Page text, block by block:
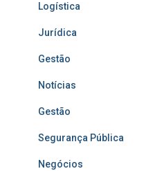
Logística
Jurídica
Gestão
Notícias
Gestão
Segurança Pública
Negócios